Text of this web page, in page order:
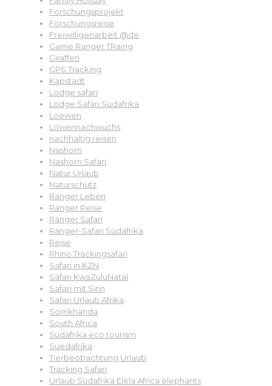
Forschungsprojekt
Forschungsreise
Freiwilligenarbeit @de
Game Ranger TRaing
Giraffen
GPS Tracking
Kapstadt
Lodge safari
Lodge Safari Südafrika
Loewen
Löwennachwuchs
nachhaltig reisen
Nashorn
Nashorn Safari
Natur Urlaub
Naturschutz
Ranger Leben
Ranger Reise
Ranger Safari
Ranger-Safari Südafrika
Reise
Rhino Trackingsafari
Safari in KZN
Safari KwaZuluNatal
Safari mit Sinn
Safari Urlaub Afrika
Somkhanda
South Africa
Südafrika eco tourism
Suedafrika
Tierbeobachtung Urlaub
Tracking Safari
Urlaub Südafrika Elela Africa elephants